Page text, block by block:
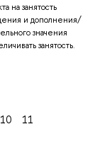
на занятость
и дополнения/
значения
занятость.
10 11